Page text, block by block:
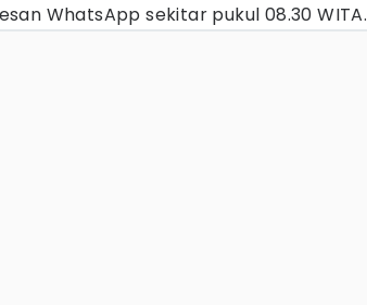
WhatsApp sekitar pukul 08.30 WITA.